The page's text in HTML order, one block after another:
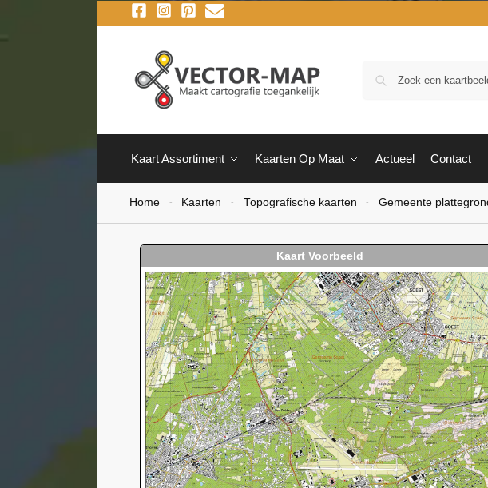
Kaart Assortiment Kaarten Op Maat Actueel Contact
Home - Kaarten - Topografische kaarten - Gemeente